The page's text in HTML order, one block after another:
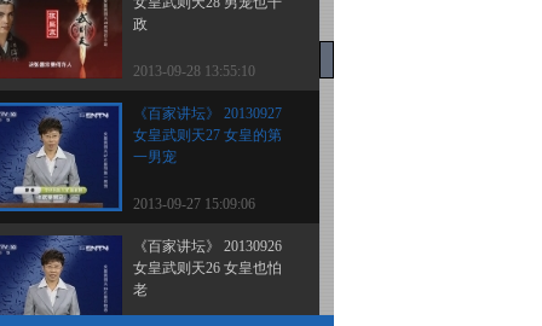
政
2013-09-28 13:55:10
《百家讲坛》 20130927
女皇武则天27 女皇的第
一男宠
2013-09-27 15:09:06
《百家讲坛》 20130926
女皇武则天26 女皇也怕
老